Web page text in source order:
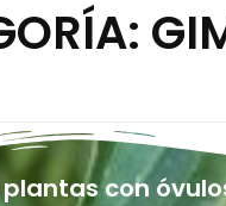
con